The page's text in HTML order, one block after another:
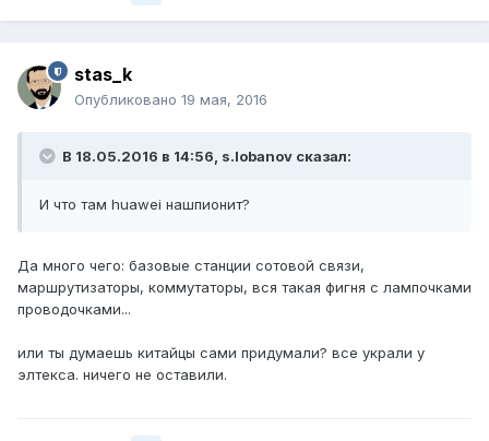
stas_k
Опубликовано 19 мая, 2016
В 18.05.2016 в 14:56, s.lobanov сказал:
И что там huawei нашпионит?
Да много чего: базовые станции сотовой связи,
маршрутизаторы, коммутаторы, вся такая фигня с лампочками
проводочками...
или ты думаешь китайцы сами придумали? все украли у
элтекса. ничего не оставили.